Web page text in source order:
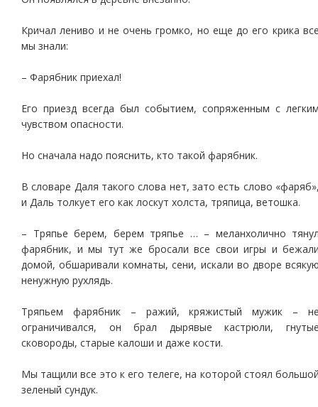
Кричал лениво и не очень громко, но еще до его крика
мы знали:
– Фарябник приехал!
Его приезд всегда был событием, сопряженным с
чувством опасности.
Но сначала надо пояснить, кто такой фарябник.
В словаре Даля такого слова нет, зато есть слово
и Даль толкует его как лоскут холста, тряпица, ветошка.
– Тряпье берем, берем тряпье … – меланхолично
фарябник, и мы тут же бросали все свои игры и
домой, обшаривали комнаты, сени, искали во дворе
ненужную рухлядь.
Тряпьем фарябник – ражий, кряжистый мужик –
ограничивался, он брал дырявые кастрюли,
сковороды, старые калоши и даже кости.
Мы тащили все это к его телеге, на которой стоял
зеленый сундук.